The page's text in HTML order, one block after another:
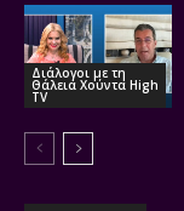
Διάλογοι με τη
Θάλεια Χούντα High
TV